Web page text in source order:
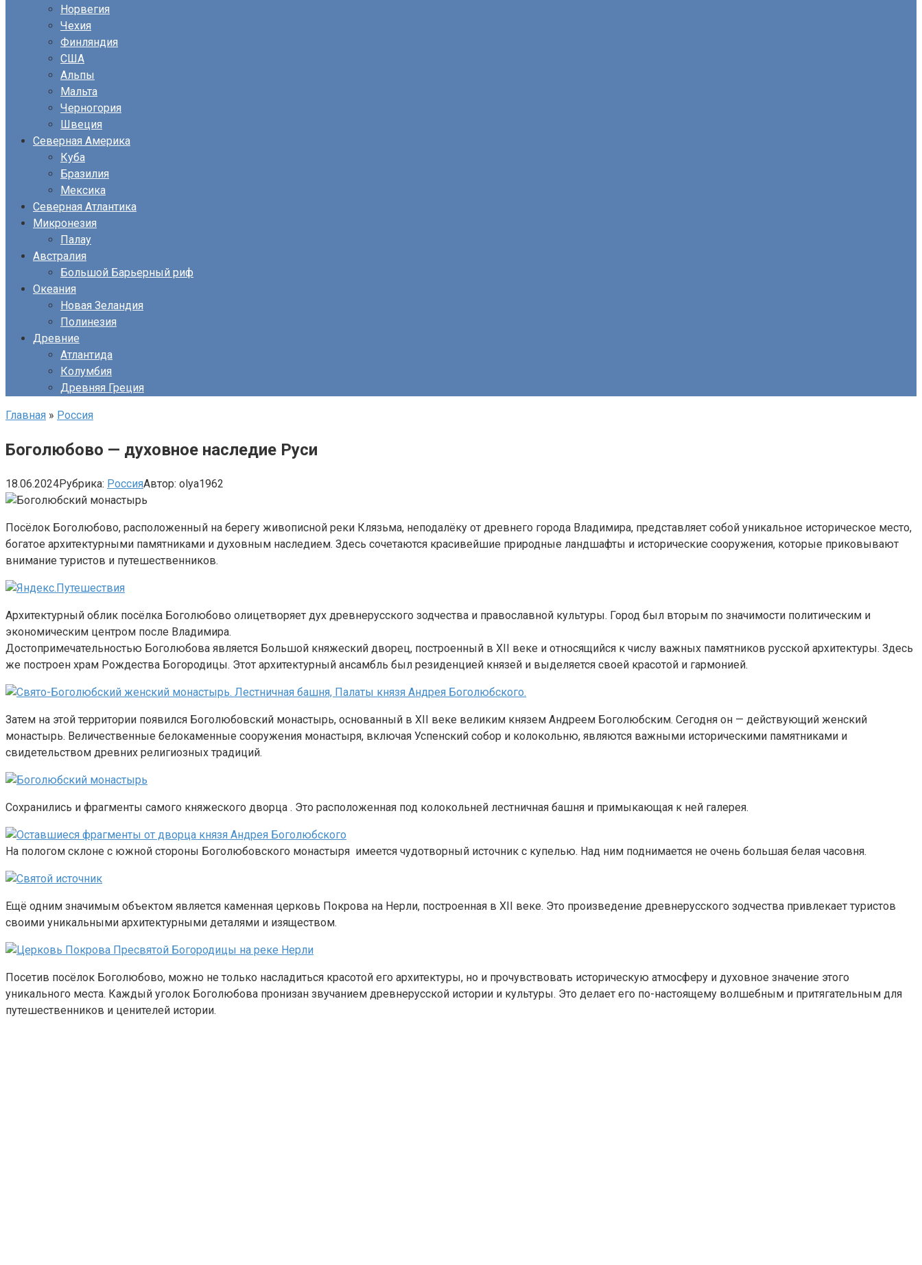
Норвегия
Чехия
Финляндия
США
Альпы
Мальта
Черногория
Швеция
Северная Америка
Куба
Бразилия
Мексика
Северная Атлантика
Микронезия
Палау
Австралия
Большой Барьерный риф
Океания
Новая Зеландия
Полинезия
Древние
Атлантида
Колумбия
Древняя Греция
Главная » Россия
Боголюбово — духовное наследие Руси
18.06.2024Рубрика: РоссияАвтор: olya1962
Посёлок Боголюбово, расположенный на берегу живописной реки Клязьма, неподалёку от древнего города Владимира, представляет собой уникальное историческое место,
богатое архитектурными памятниками и духовным наследием. Здесь сочетаются красивейшие природные ландшафты и исторические сооружения, которые приковывают
внимание туристов и путешественников.
Архитектурный облик посёлка Боголюбово олицетворяет дух древнерусского зодчества и православной культуры. Город был вторым по значимости политическим и
экономическим центром после Владимира.
Достопримечательностью Боголюбова является Большой княжеский дворец, построенный в XII веке и относящийся к числу важных памятников русской архитектуры. Здесь
же построен храм Рождества Богородицы. Этот архитектурный ансамбль был резиденцией князей и выделяется своей красотой и гармонией.
Затем на этой территории появился Боголюбовский монастырь, основанный в XII веке великим князем Андреем Боголюбским. Сегодня он — действующий женский
монастырь. Величественные белокаменные сооружения монастыря, включая Успенский собор и колокольню, являются важными историческими памятниками и
свидетельством древних религиозных традиций.
Сохранились и фрагменты самого княжеского дворца . Это расположенная под колокольней лестничная башня и примыкающая к ней галерея.
На пологом склоне с южной стороны Боголюбовского монастыря имеется чудотворный источник с купелью. Над ним поднимается не очень большая белая часовня.
Ещё одним значимым объектом является каменная церковь Покрова на Нерли, построенная в XII веке. Это произведение древнерусского зодчества привлекает туристов
своими уникальными архитектурными деталями и изяществом.
Посетив посёлок Боголюбово, можно не только насладиться красотой его архитектуры, но и прочувствовать историческую атмосферу и духовное значение этого
уникального места. Каждый уголок Боголюбова пронизан звучанием древнерусской истории и культуры. Это делает его по-настоящему волшебным и притягательным для
путешественников и ценителей истории.